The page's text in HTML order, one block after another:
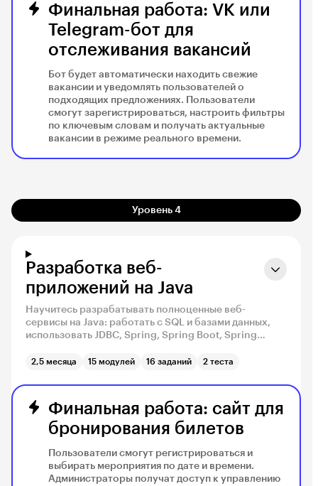
Финальная работа: VK или
Telegram-бот для
отслеживания вакансий
Бот будет автоматически находить свежие
вакансии и уведомлять пользователей о
подходящих предложениях. Пользователи
смогут зарегистрироваться, настроить фильтры
по ключевым словам и получать актуальные
вакансии в режиме реального времени.
Уровень 4
Разработка веб-
приложений на Java
Научитесь разрабатывать полноценные веб-
сервисы на Java: работать с SQL и базами данных,
использовать JDBC, Spring, Spring Boot, Spring
разберётесь, как проектировать архитектуру
работе.
2,5 месяца 15 модулей 16 заданий 2 теста
Финальная работа: сайт для
бронирования билетов
Пользователи смогут регистрироваться и
выбирать мероприятия по дате и времени.
Администраторы получат доступ к управлению